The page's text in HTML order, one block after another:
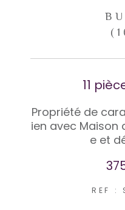
11
Propriété de
ien avec Maison
e et
REF :